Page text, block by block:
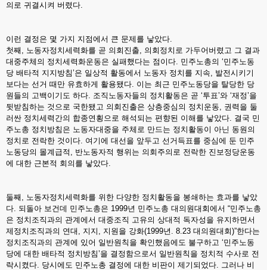
의로 귀결시켜 버렸다.
이런 결정은 몇 가지 지점에서 큰 문제를 낳았다.
첫째, 노동자정치세력화를 곧 의회진출, 의회정치로 가두어버렸고 그 결과
대중주체의 정치세력화운동은 실패했다는 점이다. 민주노총의 ‘민주노동
당 배타적 지지방침’은 일상적 활동에서 노동자 정치를 지속, 발전시키기
보다는 선거 때만 유효하게 활용됐다. 이는 최근 민주노동당을 탈당한 당
원들의 고백이기도 하다. 조직노동자들의 정치활동은 곧 ‘투표’와 ‘재정’을
뒷받침하는 것으로 국한됐고 의회진출은 상층중심의 정치운동, 권력을 둘
러싼 정치세력간의 합종연횡으로 해석되는 편향된 이해를 낳았다. 결국 민
주노총 정치방침은 노동자대중을 주체로 만드는 정치활동이 아닌 동원의
정치로 전락한 것이다. 여기에 대선을 앞두고 선거득표를 중심에 둔 민주
노동당의 몰계급적, 반노동자적 행위는 의회주의로 전락한 진보정당운동
에 대한 근본적 회의를 낳았다.
둘째, 노동자정치세력화를 위한 다양한 정치활동을 봉쇄하는 효과를 낳았
다. 되돌아 보건데 민주노총은 1999년 민주노총 대의원대회에서 “민주노총
은 정치조직과의 관계에서 대중조직 고유의 상대적 독자성을 유지하면서
제정치조직과의 연대, 지지, 지원을 강화(1999년. 8.23 대의원대회)”한다는
정치조직과의 관계에 있어 일반원칙을 확인했음에도 불구하고 ‘민주노동
당에 대한 배타적 정치방침’을 결정함으로서 일반원칙을 정치적 수사로 전
락시켰다. 당시에도 민주노총 결정에 대한 비판이 제기되었다. 그러나 비